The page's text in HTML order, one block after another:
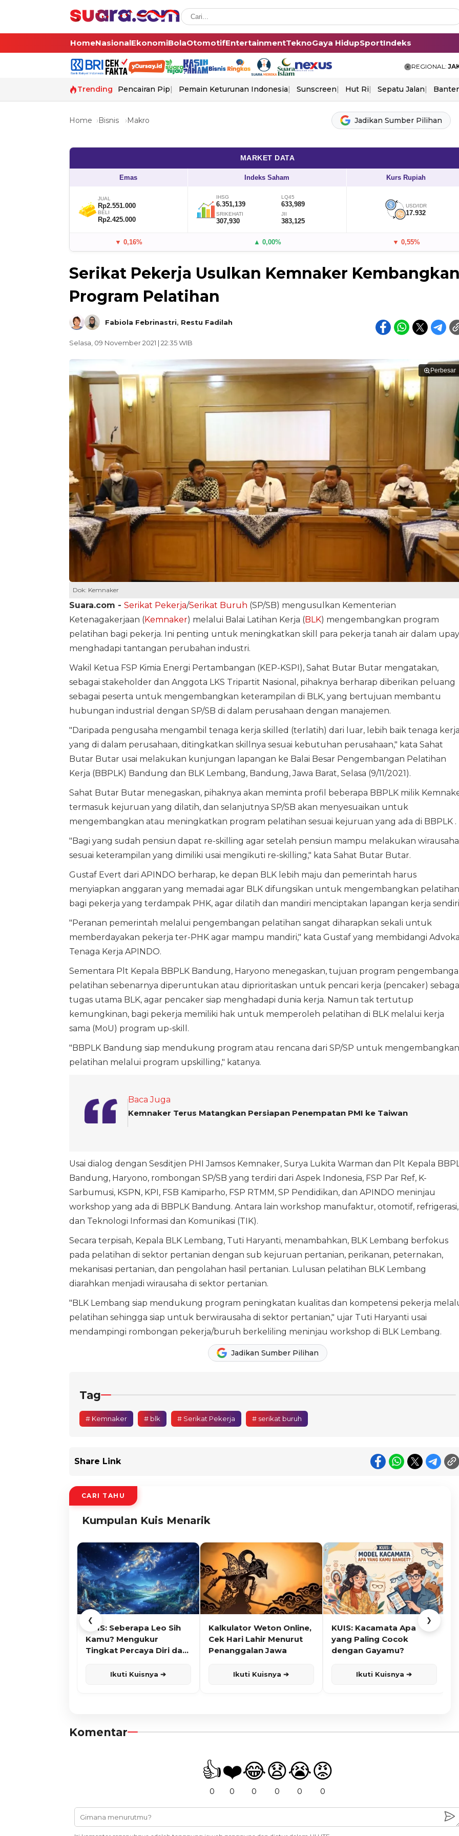
HomeNasionalEkonomiBolaOtomotifEntertainmentTeknoGaya HidupSportIndeks
REGIONAL:
Trending Pencairan Pip Pemain Keturunan Indonesia Sunscreen Hut Ri Sepatu Jalan
Home Bisnis Makro Jadikan Sumber Pilihan
MARKET DATA
Emas Indeks Saham Kurs Rupiah
JUAL
Rp2.551.000
BELI
Rp2.425.000
IHSG
6.351,139
LQ45
633,989
SRIKEHATI
307,930
JII
383,125
USD/IDR
17.932
▼ 0,16% ▲ 0,00% ▼ 0,55%
Serikat Pekerja Usulkan Kemnaker Kembangkan
Program Pelatihan
Fabiola Febrinastri, Restu Fadilah
Selasa, 09 November 2021 | 22:35 WIB
Perbesar
Dok: Kemnaker
Suara.com - Serikat Pekerja/Serikat Buruh (SP/SB) mengusulkan Kementerian
Ketenagakerjaan (Kemnaker) melalui Balai Latihan Kerja (BLK) mengembangkan program
pelatihan bagi pekerja. Ini penting untuk meningkatkan skill para pekerja tanah air dalam
menghadapi tantangan perubahan industri.
Wakil Ketua FSP Kimia Energi Pertambangan (KEP-KSPI), Sahat Butar Butar mengatakan,
sebagai stakeholder dan Anggota LKS Tripartit Nasional, pihaknya berharap diberikan peluang
sebagai peserta untuk mengembangkan keterampilan di BLK, yang bertujuan membantu
hubungan industrial dengan SP/SB di dalam perusahaan dengan manajemen.
"Daripada pengusaha mengambil tenaga kerja skilled (terlatih) dari luar, lebih baik tenaga kerja
yang di dalam perusahaan, ditingkatkan skillnya sesuai kebutuhan perusahaan," kata Sahat
Butar Butar usai melakukan kunjungan lapangan ke Balai Besar Pengembangan Pelatihan
Kerja (BBPLK) Bandung dan BLK Lembang, Bandung, Jawa Barat, Selasa (9/11/2021).
Sahat Butar Butar menegaskan, pihaknya akan meminta profil beberapa BBPLK milik
termasuk kejuruan yang dilatih, dan selanjutnya SP/SB akan menyesuaikan untuk
mengembangkan atau meningkatkan program pelatihan sesuai kejuruan yang ada di BBPLK .
"Bagi yang sudah pensiun dapat re-skilling agar setelah pensiun mampu melakukan wirausaha
sesuai keterampilan yang dimiliki usai mengikuti re-skilling," kata Sahat Butar Butar.
Gustaf Evert dari APINDO berharap, ke depan BLK lebih maju dan pemerintah harus
menyiapkan anggaran yang memadai agar BLK difungsikan untuk mengembangkan pelatihan
bagi pekerja yang terdampak PHK, agar dilatih dan mandiri menciptakan lapangan kerja
"Peranan pemerintah melalui pengembangan pelatihan sangat diharapkan sekali untuk
memberdayakan pekerja ter-PHK agar mampu mandiri," kata Gustaf yang membidangi
Tenaga Kerja APINDO.
Sementara Plt Kepala BBPLK Bandung, Haryono menegaskan, tujuan program
pelatihan sebenarnya diperuntukan atau diprioritaskan untuk pencari kerja (pencaker)
tugas utama BLK, agar pencaker siap menghadapi dunia kerja. Namun tak tertutup
kemungkinan, bagi pekerja memiliki hak untuk memperoleh pelatihan di BLK melalui kerja
sama (MoU) program up-skill.
"BBPLK Bandung siap mendukung program atau rencana dari SP/SP untuk mengembangkan
pelatihan melalui program upskilling," katanya.
Baca Juga
Kemnaker Terus Matangkan Persiapan Penempatan PMI ke Taiwan
Usai dialog dengan Sesditjen PHI Jamsos Kemnaker, Surya Lukita Warman dan Plt Kepala
Bandung, Haryono, rombongan SP/SB yang terdiri dari Aspek Indonesia, FSP Par Ref, K-
Sarbumusi, KSPN, KPI, FSB Kamiparho, FSP RTMM, SP Pendidikan, dan APINDO meninjau
workshop yang ada di BBPLK Bandung. Antara lain workshop manufaktur, otomotif, refrigerasi,
dan Teknologi Informasi dan Komunikasi (TIK).
Secara terpisah, Kepala BLK Lembang, Tuti Haryanti, menambahkan, BLK Lembang berfokus
pada pelatihan di sektor pertanian dengan sub kejuruan pertanian, perikanan, peternakan,
mekanisasi pertanian, dan pengolahan hasil pertanian. Lulusan pelatihan BLK Lembang
diarahkan menjadi wirausaha di sektor pertanian.
"BLK Lembang siap mendukung program peningkatan kualitas dan kompetensi pekerja
pelatihan sehingga siap untuk berwirausaha di sektor pertanian," ujar Tuti Haryanti usai
mendampingi rombongan pekerja/buruh berkeliling meninjau workshop di BLK Lembang.
Jadikan Sumber Pilihan
Tag
# Kemnaker # blk # Serikat Pekerja # serikat buruh
Share Link
CARI TAHU
Kumpulan Kuis Menarik
❮
KUIS: Seberapa Leo Sih
Kamu? Mengukur
Tingkat Percaya Diri dan
Ikuti Kuisnya ➔
Kalkulator Weton Online,
Cek Hari Lahir Menurut
Penanggalan Jawa
Ikuti Kuisnya ➔
KUIS: Kacamata Apa
yang Paling Cocok
dengan Gayamu?
Ikuti Kuisnya ➔
❯
Komentar
👍
0
❤️
0
😂
0
😧
0
😭
0
😡
0